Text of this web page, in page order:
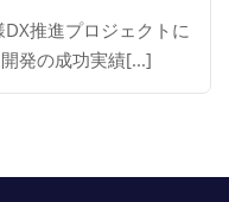
推進プロジェクトに
発の成功実績[...]